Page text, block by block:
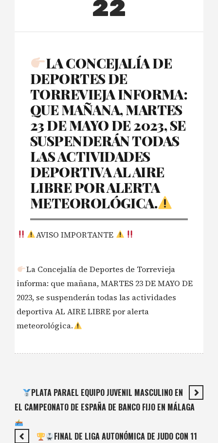
22
LA CONCEJALÍA DE
DEPORTES DE
TORREVIEJA INFORMA:
QUE MAÑANA, MARTES
23 DE MAYO DE 2023, SE
SUSPENDERÁN TODAS
LAS ACTIVIDADES
DEPORTIVA AL AIRE
LIBRE POR ALERTA
METEOROLÓGICA.
AVISO IMPORTANTE
La Concejalía de Deportes de Torrevieja
informa: que mañana, MARTES 23 DE MAYO DE
2023, se suspenderán todas las actividades
deportiva AL AIRE LIBRE por alerta
meteorológica.
PLATA PARAEL EQUIPO JUVENIL MASCULINO EN
EL CAMPEONATO DE ESPAÑA DE BANCO FIJO EN MÁLAGA
FINAL DE LIGA AUTONÓMICA DE JUDO CON 11